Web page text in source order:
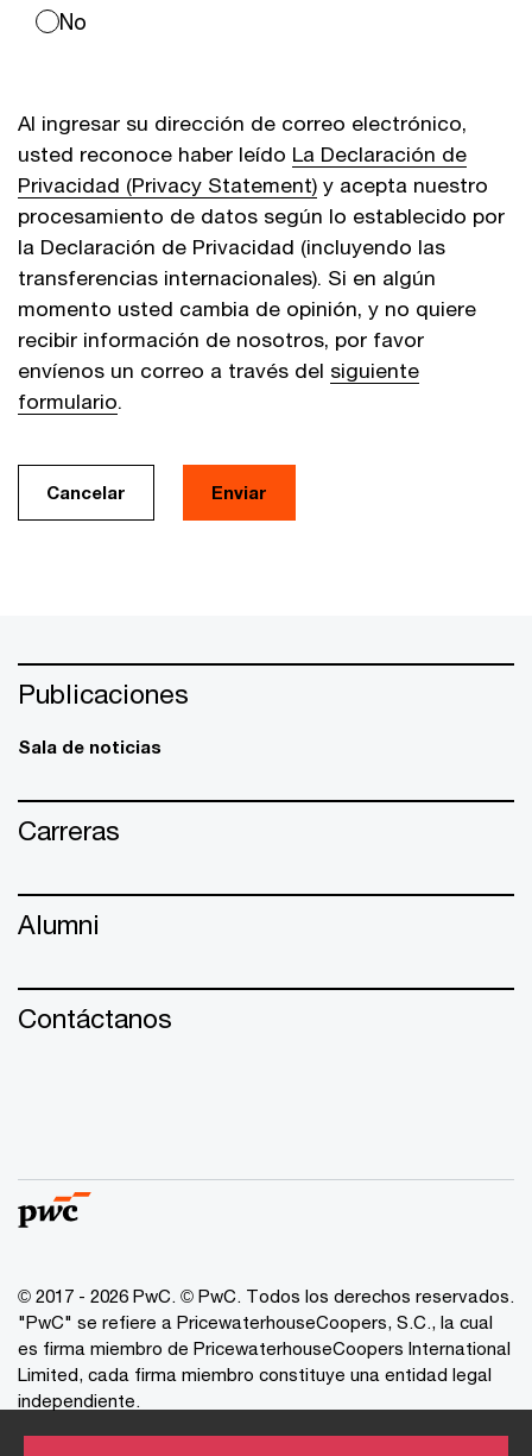
No
Al ingresar su dirección de correo electrónico,
usted reconoce haber leído La Declaración de
Privacidad (Privacy Statement) y acepta nuestro
procesamiento de datos según lo establecido por
la Declaración de Privacidad (incluyendo las
transferencias internacionales). Si en algún
momento usted cambia de opinión, y no quiere
recibir información de nosotros, por favor
envíenos un correo a través del siguiente
formulario.
Cancelar Enviar
Publicaciones
Sala de noticias
Carreras
Alumni
Contáctanos
© 2017 - 2026 PwC. © PwC. Todos los derechos reservados.
"PwC" se refiere a PricewaterhouseCoopers, S.C., la cual
es firma miembro de PricewaterhouseCoopers International
Limited, cada firma miembro constituye una entidad legal
independiente.